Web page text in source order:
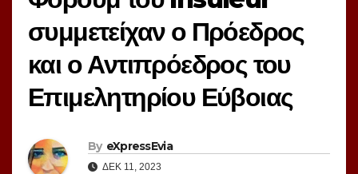
συμμετείχαν ο Πρόεδρος
και ο Αντιπρόεδρος του
Επιμελητηρίου Εύβοιας
By eXpressEvia
ΔΕΚ 11, 2023